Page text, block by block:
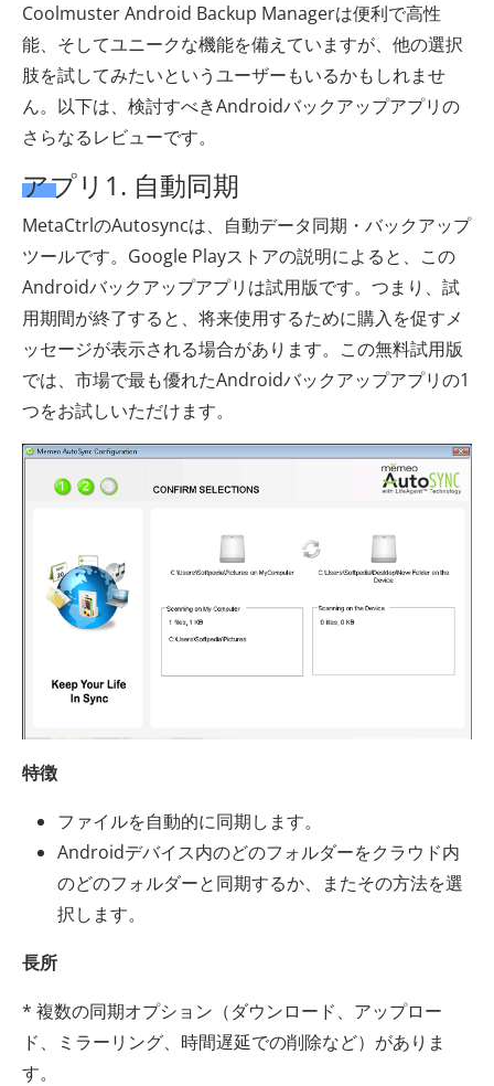
Coolmuster Android Backup Managerは便利で高性
能、そしてユニークな機能を備えていますが、他の選択
肢を試してみたいというユーザーもいるかもしれませ
ん。以下は、検討すべきAndroidバックアップアプリの
さらなるレビューです。
アプリ1. 自動同期
MetaCtrlのAutosyncは、自動データ同期・バックアップ
ツールです。Google Playストアの説明によると、この
Androidバックアップアプリは試用版です。つまり、試
用期間が終了すると、将来使用するために購入を促すメ
ッセージが表示される場合があります。この無料試用版
では、市場で最も優れたAndroidバックアップアプリの1
つをお試しいただけます。
特徴
ファイルを自動的に同期します。
Androidデバイス内のどのフォルダーをクラウド内
のどのフォルダーと同期するか、またその方法を選
択します。
長所
* 複数の同期オプション（ダウンロード、アップロー
ド、ミラーリング、時間遅延での削除など）がありま
す。